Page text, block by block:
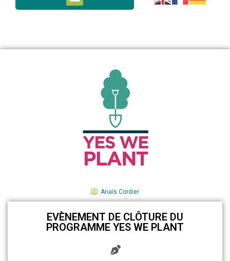
Anaïs Cordier
EVÈNEMENT DE CLÔTURE DU
PROGRAMME YES WE PLANT